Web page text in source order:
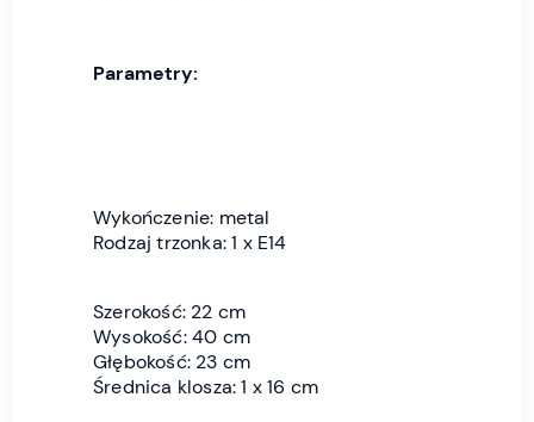
Parametry:
Wykończenie: metal
Rodzaj trzonka: 1 x E14
Szerokość: 22 cm
Wysokość: 40 cm
Głębokość: 23 cm
Średnica klosza: 1 x 16 cm